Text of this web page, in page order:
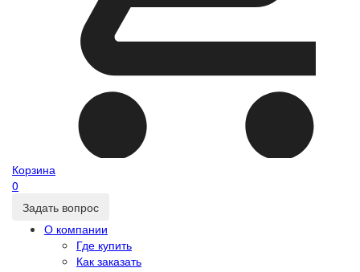
Корзина
0
Задать вопрос
О компании
Где купить
Как заказать